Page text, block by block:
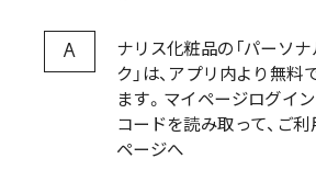
A
ナリス化粧品の「パーソ
ク」は、アプリ内より無
ます。マイページログイ
コードを読み取って、ご
ページへ